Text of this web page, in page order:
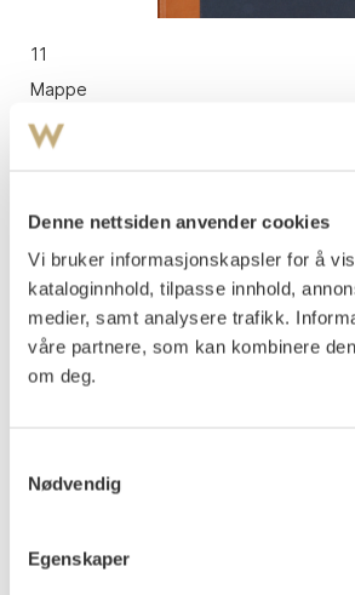
Denne nettsiden anvender cookies
Vi bruker informasjonskapsler for å
kataloginnhold, tilpasse innhold,
medier, samt analysere trafikk.
våre partnere, som kan kombinere
om deg.
Nødvendig
Egenskaper
11
Mappe
Blandingsteknikk
NOK 15 000–20 000
USD 1 500–2 000
EUR 1 400–1 900
NOK12 000